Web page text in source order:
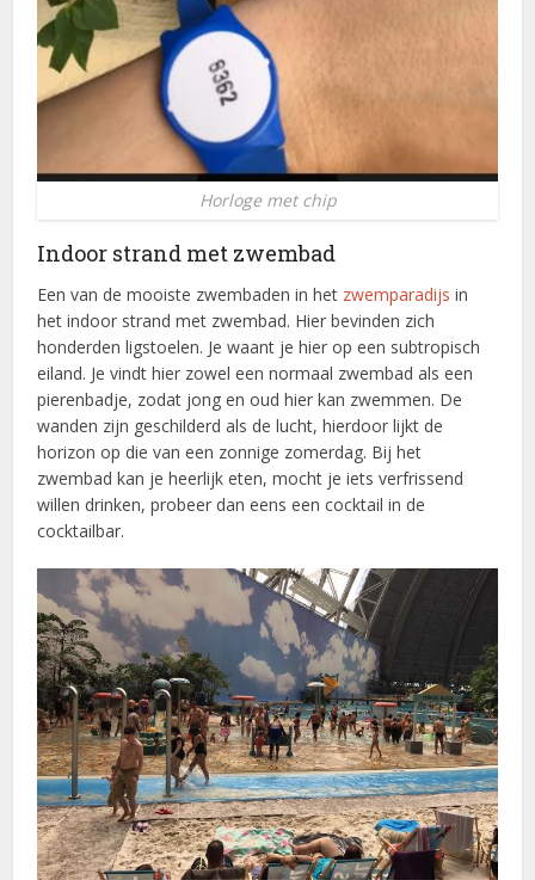
Horloge met chip
Indoor strand met zwembad
Een van de mooiste zwembaden in het zwemparadijs in
het indoor strand met zwembad. Hier bevinden zich
honderden ligstoelen. Je waant je hier op een subtropisch
eiland. Je vindt hier zowel een normaal zwembad als een
pierenbadje, zodat jong en oud hier kan zwemmen. De
wanden zijn geschilderd als de lucht, hierdoor lijkt de
horizon op die van een zonnige zomerdag. Bij het
zwembad kan je heerlijk eten, mocht je iets verfrissend
willen drinken, probeer dan eens een cocktail in de
cocktailbar.